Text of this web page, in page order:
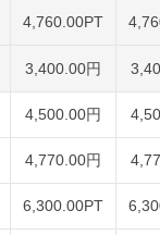
4,760.00PT
3,400.00円
4,500.00円
4,770.00円
6,300.00PT